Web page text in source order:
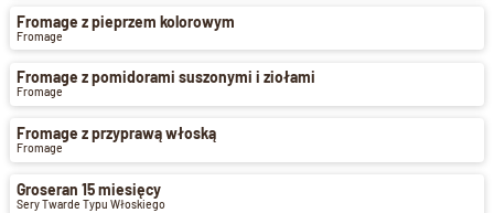
Fromage z pieprzem kolorowym
Fromage
Fromage z pomidorami suszonymi i ziołami
Fromage
Fromage z przyprawą włoską
Fromage
Groseran 15 miesięcy
Sery Twarde Typu Włoskiego